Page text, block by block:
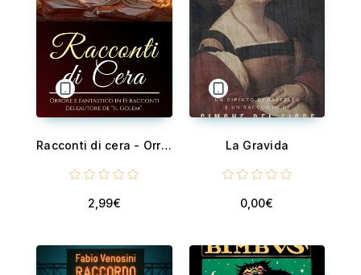
Racconti di cera - Orrore e fantastico in 15 racconti dell'autore de “Il Golem”
2,99€
La Gravida
0,00€